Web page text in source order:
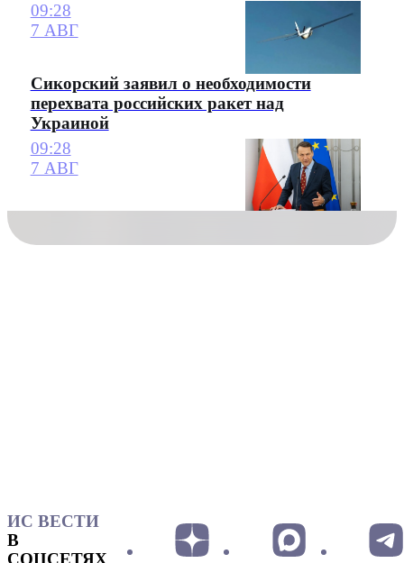
09:28
7 АВГ
Сикорский заявил о необходимости
перехвата российских ракет над
Украиной
09:28
7 АВГ
ИС ВЕСТИ
В
СОЦСЕТЯХ